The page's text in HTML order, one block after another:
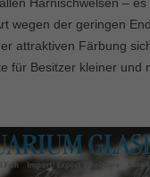
Harnischwelsen –
wegen der geringen
attraktiven Färbung
für Besitzer kleiner und